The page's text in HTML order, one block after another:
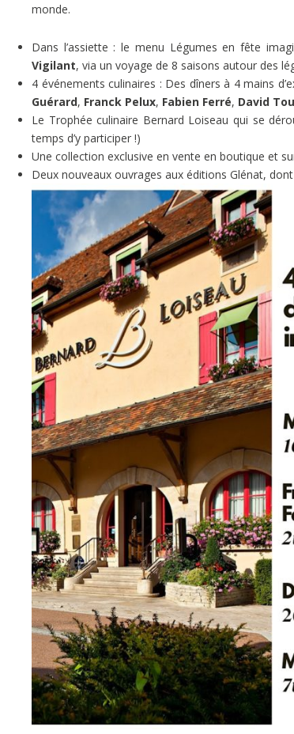
monde.
Dans l’assiette : le menu Légumes en fête
Vigilant, via un voyage de 8 saisons autour des
4 événements culinaires : Des dîners à 4 mains
Guérard, Franck Pelux, Fabien Ferré, David
Le Trophée culinaire Bernard Loiseau qui se
temps d’y participer !)
Une collection exclusive en vente en boutique et
Deux nouveaux ouvrages aux éditions Glénat,